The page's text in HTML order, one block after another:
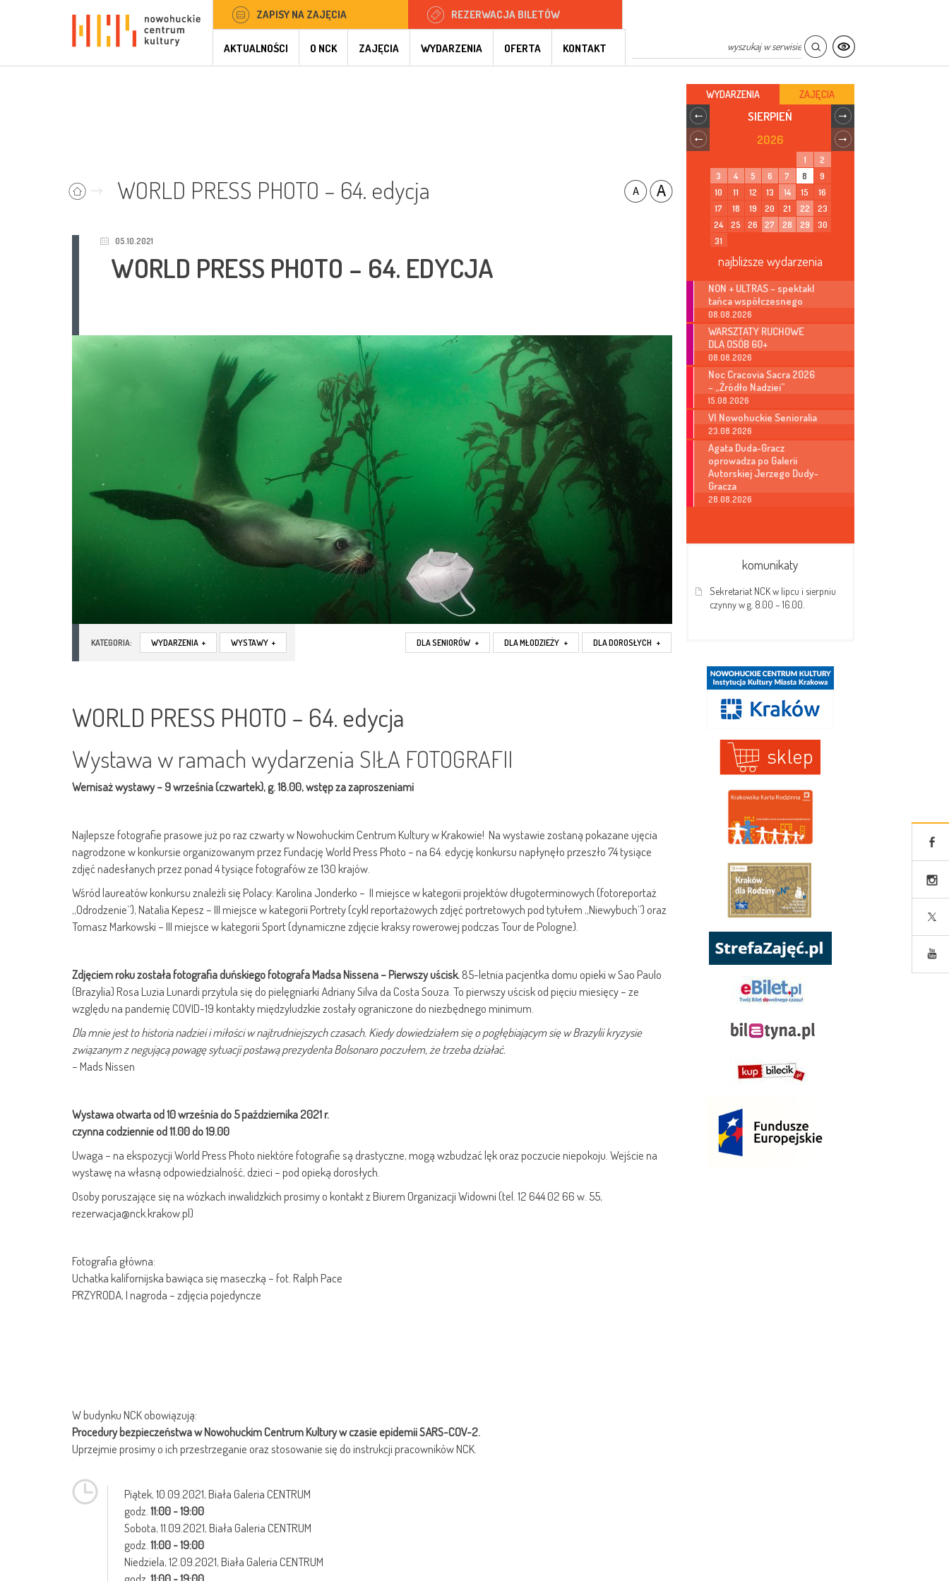
ZAPISY NA ZAJĘCIA REZERWACJA BILETÓW
AKTUALNOŚCI O NCK ZAJĘCIA WYDARZENIA OFERTA KONTAKT
WORLD PRESS PHOTO – 64. edycja
05.10.2021
WORLD PRESS PHOTO – 64. EDYCJA
KATEGORIA: WYDARZENIA + WYSTAWY + DLA DOROSŁYCH +
DLA MŁODZIEŻY +
DLA SENIORÓW +
WORLD PRESS PHOTO – 64. edycja
Wystawa w ramach wydarzenia SIŁA FOTOGRAFII
Wernisaż wystawy – 9 września (czwartek), g. 18.00, wstęp za zaproszeniami
Najlepsze fotografie prasowe już po raz czwarty w Nowohuckim Centrum Kultury w Krakowie! Na wystawie zostaną pokazane ujęcia
nagrodzone w konkursie organizowanym przez Fundację World Press Photo – na 64. edycję konkursu napłynęło przeszło 74 tysiące
zdjęć nadesłanych przez ponad 4 tysiące fotografów ze 130 krajów.
Wśród laureatów konkursu znaleźli się Polacy: Karolina Jonderko – II miejsce w kategorii projektów długoterminowych (fotoreportaż
„Odrodzenie”), Natalia Kepesz – III miejsce w kategorii Portrety (cykl reportażowych zdjęć portretowych pod tytułem „Niewybuch”) oraz
Tomasz Markowski – III miejsce w kategorii Sport (dynamiczne zdjęcie kraksy rowerowej podczas Tour de Pologne).
Zdjęciem roku została fotografia duńskiego fotografa Madsa Nissena – Pierwszy uścisk.85-letnia pacjentka domu opieki w Sao Paulo
(Brazylia) Rosa Luzia Lunardi przytula się do pielęgniarki Adriany Silva da Costa Souza. To pierwszy uścisk od pięciu miesięcy – ze
względu na pandemię COVID-19 kontakty międzyludzkie zostały ograniczone do niezbędnego minimum.
Dla mnie jest to historia nadziei i miłości w najtrudniejszych czasach. Kiedy dowiedziałem się o pogłębiającym się w Brazylii kryzysie
związanym z negującą powagę sytuacji postawą prezydenta Bolsonaro poczułem, że trzeba działać.
– Mads Nissen
Wystawa otwarta od 10 września do 5 października 2021 r.
czynna codziennie od 11.00 do 19.00
Uwaga – na ekspozycji World Press Photo niektóre fotografie są drastyczne, mogą wzbudzać lęk oraz poczucie niepokoju. Wejście na
wystawę na własną odpowiedzialność, dzieci – pod opieką dorosłych.
Osoby poruszające się na wózkach inwalidzkich prosimy o kontakt z Biurem Organizacji Widowni (tel. 12 644 02 66 w. 55,
rezerwacja@nck.krakow.pl)
Fotografia główna:
Uchatka kalifornijska bawiąca się maseczką – fot. Ralph Pace
PRZYRODA, I nagroda – zdjęcia pojedyncze
W budynku NCK obowiązują:
Procedury bezpieczeństwa w Nowohuckim Centrum Kultury w czasie epidemii SARS-COV-2.
Uprzejmie prosimy o ich przestrzeganie oraz stosowanie się do instrukcji pracowników NCK.
Piątek,10.09.2021, Biała Galeria CENTRUM
godz.11:00 - 19:00
Sobota,11.09.2021, Biała Galeria CENTRUM
godz.11:00 - 19:00
Niedziela,12.09.2021, Biała Galeria CENTRUM
WYDARZENIA ZAJĘCIA
SIERPIEŃ
2026
1
2
3
4 5 6 7 8
9
10
11 12 13 14 15
16
17
18 19 20 21 22
23
24
25 26 27 28 29
30
31
najbliższe wydarzenia
NON + ULTRAS – spektakl
tańca współczesnego
08.08.2026
WARSZTATY RUCHOWE
DLA OSÓB 60+
08.08.2026
Noc Cracovia Sacra 2026
– „Źródło Nadziei”
15.08.2026
VI Nowohuckie Senioralia
23.08.2026
Agata Duda-Gracz
oprowadza po Galerii
Autorskiej Jerzego Dudy-
Gracza
28.08.2026
komunikaty
Sekretariat NCK w lipcu i sierpniu
czynny w g. 8.00 – 16.00.